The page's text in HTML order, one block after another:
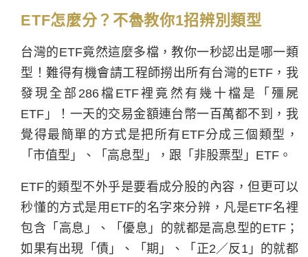
ETF怎麼分？不魯教你1招辨別類型
台灣的ETF竟然這麼多檔，教你一秒認出是哪一類
型！難得有機會請工程師撈出所有台灣的ETF，我
發現全部286檔ETF裡竟然有幾十檔是「殭屍
ETF」！一天的交易金額連台幣一百萬都不到，我
覺得最簡單的方式是把所有ETF分成三個類型，
「市值型」、「高息型」，跟「非股票型」ETF。
ETF的類型不外乎是要看成分股的內容，但更可以
秒懂的方式是用ETF的名字來分辨，凡是ETF名裡
包含「高息」、「優息」的就都是高息型的ETF；
如果有出現「債」、「期」、「正2／反1」的就都